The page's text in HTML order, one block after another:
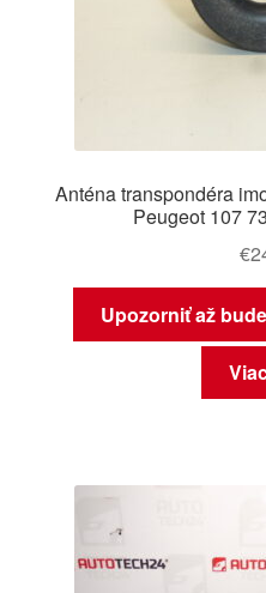
Anténa transpondéra
Peugeot 107
€
Upozorniť až